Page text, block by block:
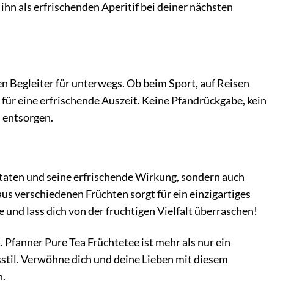
als erfrischenden Aperitif bei deiner nächsten
Begleiter für unterwegs. Ob beim Sport, auf Reisen
eine erfrischende Auszeit. Keine Pfandrückgabe, kein
entsorgen.
und seine erfrischende Wirkung, sondern auch
verschiedenen Früchten sorgt für ein einzigartiges
und lass dich von der fruchtigen Vielfalt überraschen!
Pure Tea Früchtetee ist mehr als nur ein
Verwöhne dich und deine Lieben mit diesem